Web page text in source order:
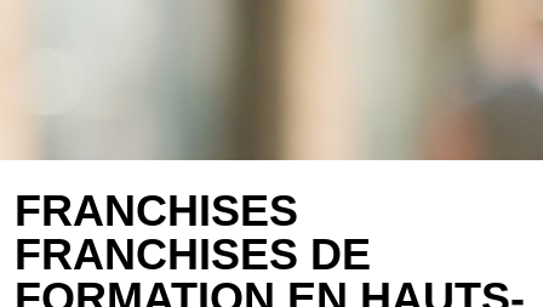
FRANCHISES
FRANCHISES DE